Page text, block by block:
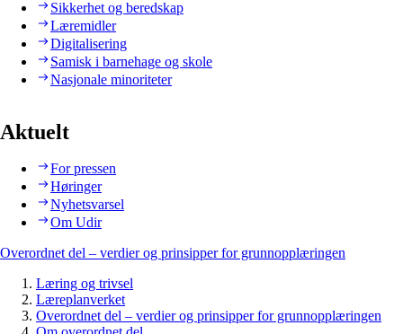
Sikkerhet og beredskap
Læremidler
Digitalisering
Samisk i barnehage og skole
Nasjonale minoriteter
Aktuelt
For pressen
Høringer
Nyhetsvarsel
Om Udir
Overordnet del – verdier og prinsipper for grunnopplæringen
Læring og trivsel
Læreplanverket
Overordnet del – verdier og prinsipper for grunnopplæringen